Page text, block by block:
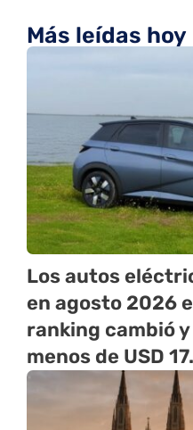
Más leídas hoy
Los autos
en agosto 2026
ranking cambió
menos de USD